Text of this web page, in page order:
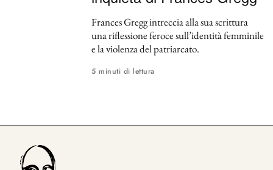
Frances Gregg intreccia alla sua scrittura
una riflessione feroce sull’identità femminile
e la violenza del patriarcato.
5 minuti di lettura